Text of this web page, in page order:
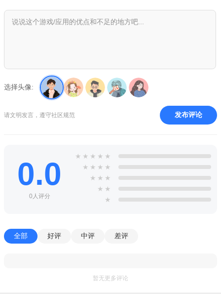
3、零成本免费开店
蜂喔商户app企业，个体工商户可免费开设自己的网店，开店
轻松无负担，支持客户在线付款，商户在线收款。
蜂喔商户荐商平台小编评测
专业的住宅、商铺、物业房产租售大平台，拥有海量真实的
房源信息。提供信息匹配推荐、精准搜索、房屋估价分析、地图
选择头像:
请文明发言，遵守社区规范 发布评论
0.0
0人评分
★ ★ ★ ★ ★
★ ★ ★ ★
★ ★ ★
★ ★
★
全部 好评 中评 差评
暂无更多评论